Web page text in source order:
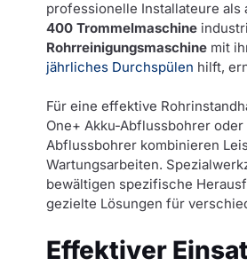
professionelle Installateure
400 Trommelmaschine
Rohrreinigungsmaschine mit
jährliches Durchspülen hilft,
Für eine effektive
One+ Akku-Abflussbohrer oder
Abflussbohrer kombinieren
Wartungsarbeiten.
bewältigen spezifische
gezielte Lösungen für
Effektiver